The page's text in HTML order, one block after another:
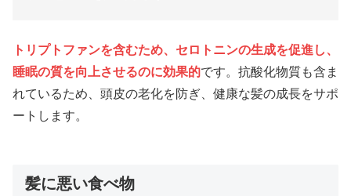
トリプトファンを含むため、セロトニンの生成を促進し、
睡眠の質を向上させるのに効果的です。抗酸化物質も含ま
れているため、頭皮の老化を防ぎ、健康な髪の成長をサポ
ートします。
髪に悪い食べ物